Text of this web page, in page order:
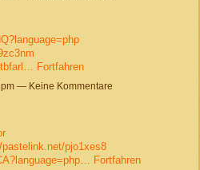
Fortfahren
— Keine Kommentare
pastelink.net/pjo1xes8
Fortfahren